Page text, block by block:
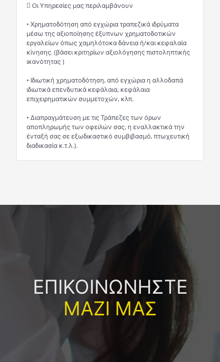
 Oι Υπηρεσίες μας περιλαμβάνουν
• Χρηματοδότηση από εγχώρια τραπεζικά ιδρύματα
μέσω της αξιοποίησης έξυπνων χρηματοδοτικών
εργαλείων όπως χαμηλότοκα δάνεια ή/και κεφαλαία
κίνησης. (βάσει κριτηρίων αξιολόγησης πιστοληπτικής
ικανότητας )
• Ιδιωτική χρηματοδότηση, από εγχώρια η αλλοδαπά
ιδιωτικά επενδυτικά κεφάλαια, κεφάλαια
επιχειρηματικών συμμετοχών, κλπ.
• Διαπραγμάτευση με τις Τράπεζες των όρων
αποπληρωμής των οφειλών σας, η εναλλακτικά την
ένταξή σας σε εξωδικαστικό συμβιβασμό, πτωχευτική
διαδικασία κ.τ.λ.).
ΕΠΙΚΟΙΝΩΝΗΣΤΕ
ΜΑΖΙ ΜΑΣ